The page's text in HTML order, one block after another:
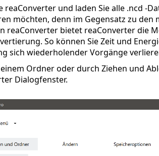
reaConverter und laden Sie alle .ncd -
möchten, denn im Gegensatz zu den
reaConverter bietet reaConverter die
So können Sie Zeit und
sich wiederholender Vorgänge
einem Ordner oder durch Ziehen und
Dialogfenster.